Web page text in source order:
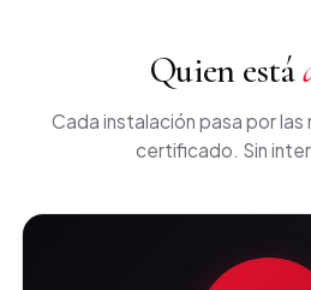
Quien está
Cada instalación pasa por las
certificado. Sin